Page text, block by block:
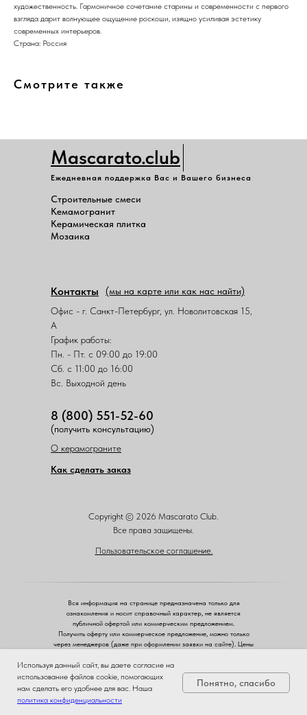
художественность. Гармоничное сочетание старины и современности с первого
взгляда дарит волнующее ощущение роскоши, изящно усиливая эстетику
современных интерьеров.
Страна: Россия
Смотрите также
Ежедневная поддержка Вас и Вашего бизнеса
Mascarato.club
Copyright © 2026 Mascarato Club.
Все права защищены.
Пользовательское соглашение.
Строительные смеси
Кемамогранит
Керамическая плитка
Мозаика
Контакты
Офис - г. Санкт-Петербург, ул. Новолитовская 15,
А
График работы:
Пн. - Пт. с 09:00 до 19:00
Сб. с 11:00 до 16:00
Вс. Выходной день
8 (800) 551-52-60
(мы на карте или как нас найти)
(получить консультацию)
О керамограните
Как сделать заказ
Вся информация на странице предназначена только для
ознакомления и носит справочный характер, не является
публичной офертой или коммерческим предложением.
Получить оферту или коммерческое предложение, можно только
через менеджеров (даже при оформлении заявки на сайте). Цены
ЗА
ЧЕСТНЫЙ
БИЗНЕС
Используя данный сайт, вы даете согласие на
использование файлов cookie, помогающих
нам сделать его удобнее для вас. Наша
политика конфиденциальности
Понятно, спасибо